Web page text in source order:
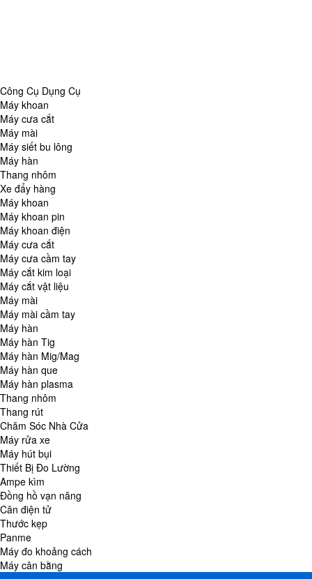
Công Cụ Dụng Cụ
Máy khoan
Máy cưa cắt
Máy mài
Máy siết bu lông
Máy hàn
Thang nhôm
Xe đẩy hàng
Máy khoan
Máy khoan pin
Máy khoan điện
Máy cưa cắt
Máy cưa cầm tay
Máy cắt kim loại
Máy cắt vật liệu
Máy mài
Máy mài cầm tay
Máy hàn
Máy hàn Tig
Máy hàn Mig/Mag
Máy hàn que
Máy hàn plasma
Thang nhôm
Thang rút
Chăm Sóc Nhà Cửa
Máy rửa xe
Máy hút bụi
Thiết Bị Đo Lường
Ampe kìm
Đồng hồ vạn năng
Cân điện tử
Thước kẹp
Panme
Máy đo khoảng cách
Máy cân bằng